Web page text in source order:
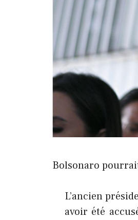
Bolsonaro
L’ancien
avoir été